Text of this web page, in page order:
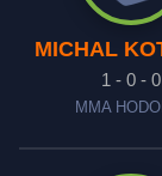
MICHAL
1 - 0 - 0
MMA